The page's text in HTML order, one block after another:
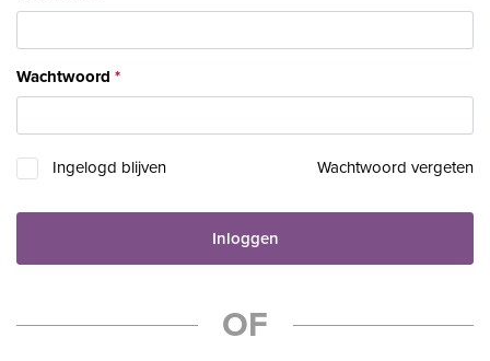
Wachtwoord
Ingelogd blijven Wachtwoord vergeten
Inloggen
OF